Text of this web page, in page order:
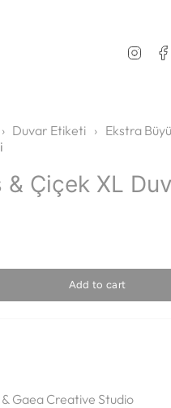
› Duvar Etiketi › Ekstra
& Çiçek XL
Add to cart
Gaea Creative Studio